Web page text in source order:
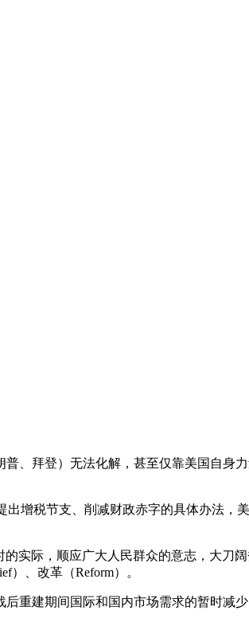
、拜登）无法化解，甚至仅靠美国自身
增税节支、削减财政赤字的具体办法，
实际，顺应广大人民群众的意志，大刀
）、改革（Reform）。
重建期间国际和国内市场需求的暂时减